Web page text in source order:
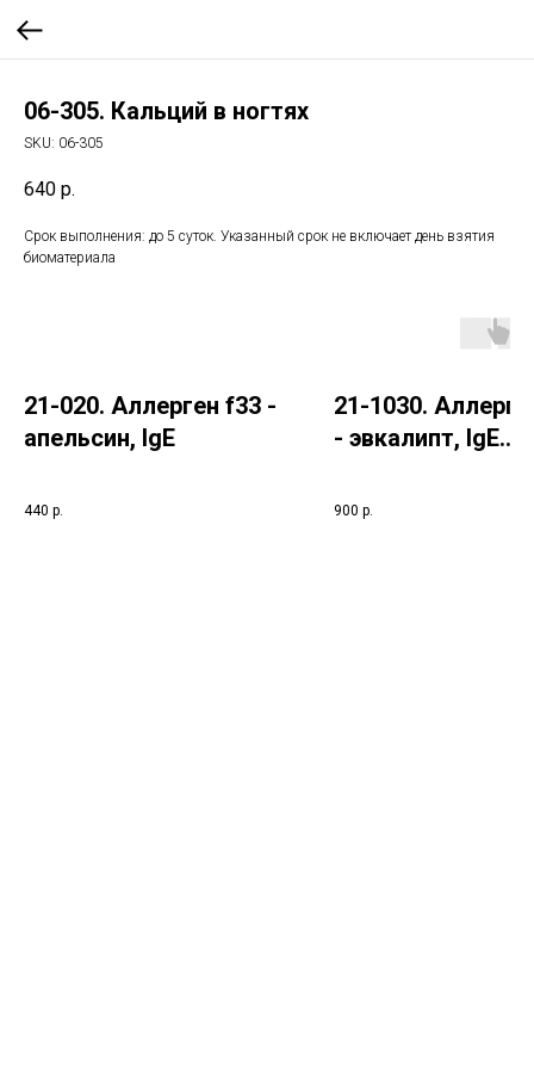
06-305. Кальций в ногтях
SKU: 06-305
640 р.
Срок выполнения: до 5 суток. Указанный срок не включает день взятия
биоматериала
21-020. Аллерген f33 -
апельсин, IgE
440 р.
21-1030.
- эвкалипт, IgE
900 р.